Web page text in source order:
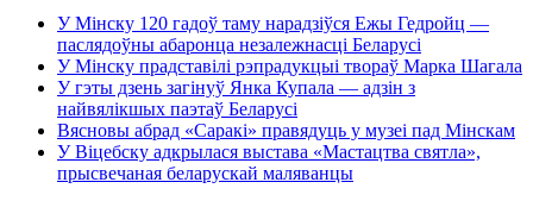
У Мінску 120 гадоў таму нарадзіўся Ежы Гедройц —
паслядоўны абаронца незалежнасці Беларусі
У Мінску прадставілі рэпрадукцыі твораў Марка Шагала
У гэты дзень загінуў Янка Купала — адзін з
найвялікшых паэтаў Беларусі
Вясновы абрад «Саракі» правядуць у музеі пад Мінскам
У Віцебску адкрылася выстава «Мастацтва святла»,
прысвечаная беларускай маляванцы